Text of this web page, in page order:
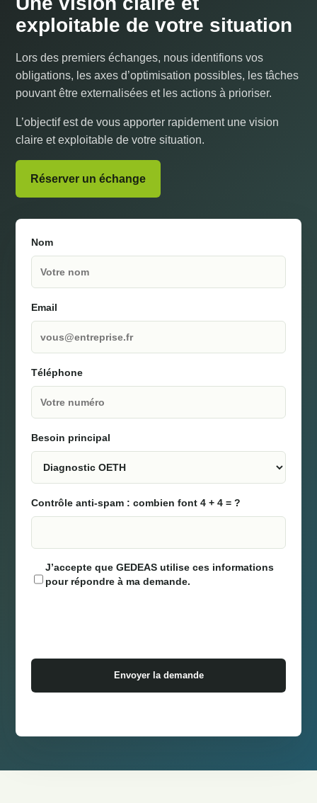
exploitable de votre situation
Lors des premiers échanges, nous identifions vos
obligations, les axes d’optimisation possibles, les tâches
pouvant être externalisées et les actions à prioriser.
L’objectif est de vous apporter rapidement une vision
claire et exploitable de votre situation.
Réserver un échange
Nom
Email
Téléphone
Besoin principal
Contrôle anti-spam : combien font 4 + 4 = ?
J’accepte que GEDEAS utilise ces informations
pour répondre à ma demande.
Envoyer la demande